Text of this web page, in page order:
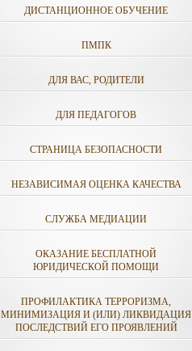
ДИСТАНЦИОННОЕ ОБУЧЕНИЕ
ПМПК
ДЛЯ ВАС, РОДИТЕЛИ
ДЛЯ ПЕДАГОГОВ
СТРАНИЦА БЕЗОПАСНОСТИ
НЕЗАВИСИМАЯ ОЦЕНКА КАЧЕСТВА
СЛУЖБА МЕДИАЦИИ
ОКАЗАНИЕ БЕСПЛАТНОЙ
ЮРИДИЧЕСКОЙ ПОМОЩИ
ПРОФИЛАКТИКА ТЕРРОРИЗМА,
МИНИМИЗАЦИЯ И (ИЛИ) ЛИКВИДАЦИЯ
ПОСЛЕДСТВИЙ ЕГО ПРОЯВЛЕНИЙ